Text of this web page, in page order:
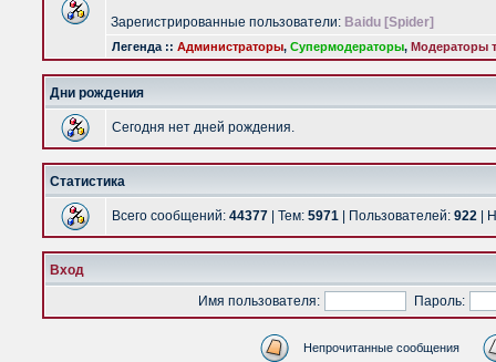
Зарегистрированные пользователи: Baidu [Spider]
Легенда :: Администраторы, Супермодераторы, Модераторы
Дни рождения
Сегодня нет дней рождения.
Статистика
Всего сообщений: 44377 | Тем: 5971 | Пользователей: 922 |
Вход
Имя пользователя:
Пароль:
Непрочитанные сообщения